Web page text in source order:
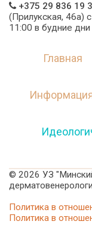
+375 29 836 19
(Прилукская, 46а)
11:00 в будние дни
Главная
© 2026 УЗ
Политика в
Политика в